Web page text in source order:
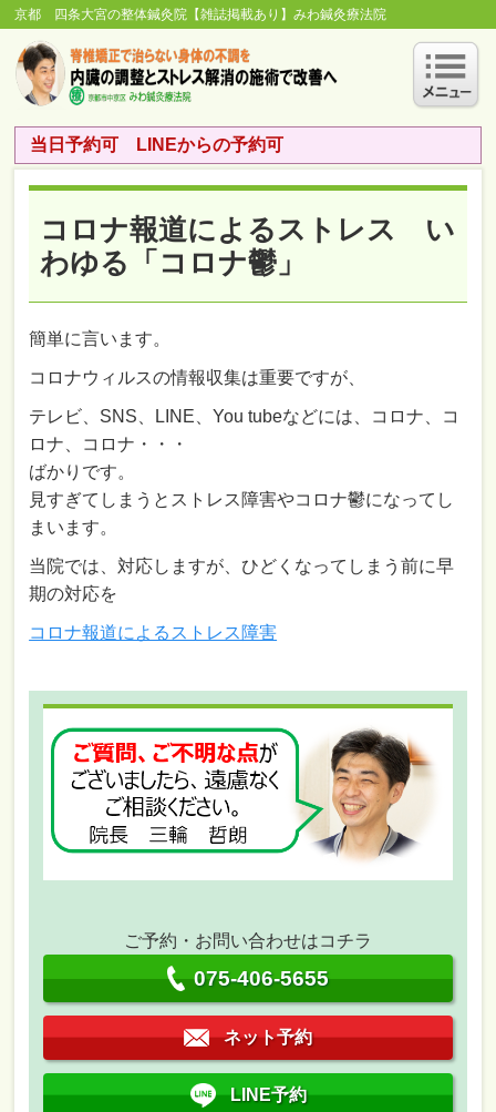
京都 四条大宮の整体鍼灸院【雑誌掲載あり】みわ鍼灸療法院
当日予約可 LINEからの予約可
コロナ報道によるストレス い
わゆる「コロナ鬱」
簡単に言います。
コロナウィルスの情報収集は重要ですが、
テレビ、SNS、LINE、You tubeなどには、コロナ、コ
ロナ、コロナ・・・
ばかりです。
見すぎてしまうとストレス障害やコロナ鬱になってし
まいます。
当院では、対応しますが、ひどくなってしまう前に早
期の対応を
コロナ報道によるストレス障害
ご予約・お問い合わせはコチラ
075-406-5655
ネット予約
LINE予約